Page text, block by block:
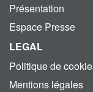
Présentation
Espace Presse
LEGAL
Politique de
Mentions légales